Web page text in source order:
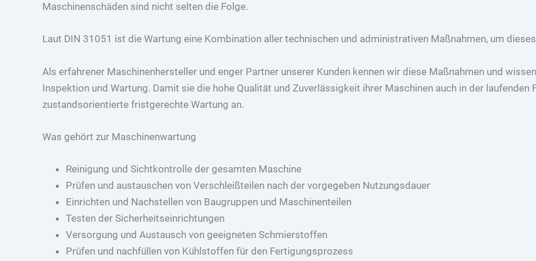
Maschinenschäden sind nicht selten die Folge.
Laut DIN 31051 ist die Wartung eine Kombination aller technischen und administrativen Maßnahmen, um
Als erfahrener Maschinenhersteller und enger Partner unserer Kunden kennen wir diese Maßnahmen und
Inspektion und Wartung. Damit sie die hohe Qualität und Zuverlässigkeit ihrer Maschinen auch in der laufenden
zustandsorientierte fristgerechte Wartung an.
Was gehört zur Maschinenwartung
Reinigung und Sichtkontrolle der gesamten Maschine
Prüfen und austauschen von Verschleißteilen nach der vorgegeben Nutzungsdauer
Einrichten und Nachstellen von Baugruppen und Maschinenteilen
Testen der Sicherheitseinrichtungen
Versorgung und Austausch von geeigneten Schmierstoffen
Prüfen und nachfüllen von Kühlstoffen für den Fertigungsprozess